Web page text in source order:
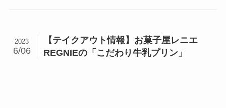
【テイクアウト情報】お菓子屋レニエ
REGNIEの「こだわり牛乳プリン」
2023
6/06